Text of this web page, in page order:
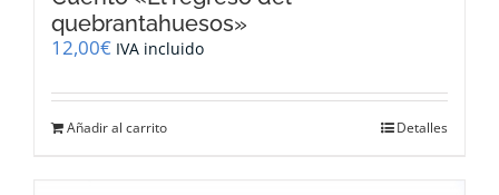
quebrantahuesos»
12,00€ IVA incluido
Añadir al carrito Detalles